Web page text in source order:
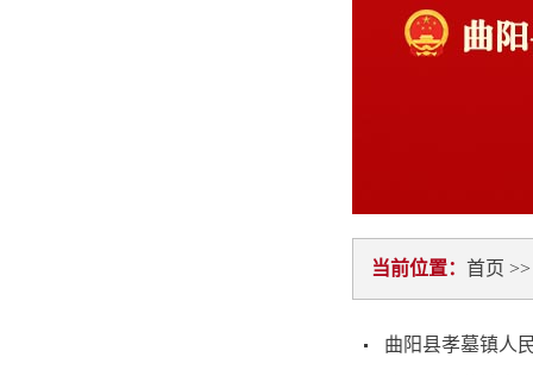
当前位置： 首页
曲阳县孝墓镇人